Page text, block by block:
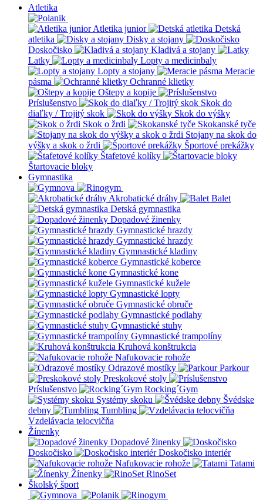
Atletika
Atletika junior
Detská
atletika
Disky a stojany
Doskočisko
Kladivá a stojany
Latky
Lopty a medicinbaly
Lopty a stojany
Meracie
pásma
Ochranné klietky
Oštepy a kopije
Príslušenstvo
Skok do
diaľky / Trojitý skok
Skok do výšky
Skok o žrdi
Skokanské tyče
Stojany na skok do
výšky a skok o žrdi
Športové prekážky
Štafetové kolíky
Štartovacie bloky
Gymnastika
Akrobatické dráhy
Balet
Detská gymnastika
Dopadové žinenky
Gymnastické hrazdy
Gymnastické hrazdy
Gymnastické kladiny
Gymnastické koberce
Gymnastické kone
Gymnastické kužele
Gymnastické lopty
Gymnastické obruče
Gymnastické podlahy
Gymnastické stuhy
Gymnastické trampolíny
Kruhová konštrukcia
Nafukovacie rohože
Odrazové mostíky
Parkour
Preskokové stoly
Príslušenstvo
Rocking´Gym
Systémy skoku
Švédske
debny
Tumbling
Vzdelávacia telocvičňa
Žínenky
Dopadové žinenky
Doskočisko
Doskočisko interiér
Nafukovacie rohože
Tatami
Žínenky
RinoSet
Školský šport